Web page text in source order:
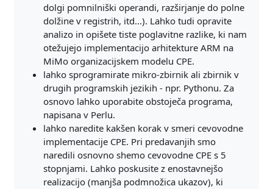
dolgi pomnilniški operandi, razširjanje do polne
dolžine v registrih, itd...). Lahko tudi opravite
analizo in opišete tiste poglavitne razlike, ki nam
otežujejo implementacijo arhitekture ARM na
MiMo organizacijskem modelu CPE.
lahko sprogramirate mikro-zbirnik ali zbirnik v
drugih programskih jezikih - npr. Pythonu. Za
osnovo lahko uporabite obstoječa programa,
napisana v Perlu.
lahko naredite kakšen korak v smeri cevovodne
implementacije CPE. Pri predavanjih smo
naredili osnovno shemo cevovodne CPE s 5
stopnjami. Lahko poskusite z enostavnejšo
realizacijo (manjša podmnožica ukazov), ki